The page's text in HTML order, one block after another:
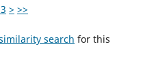
> >>
search for this